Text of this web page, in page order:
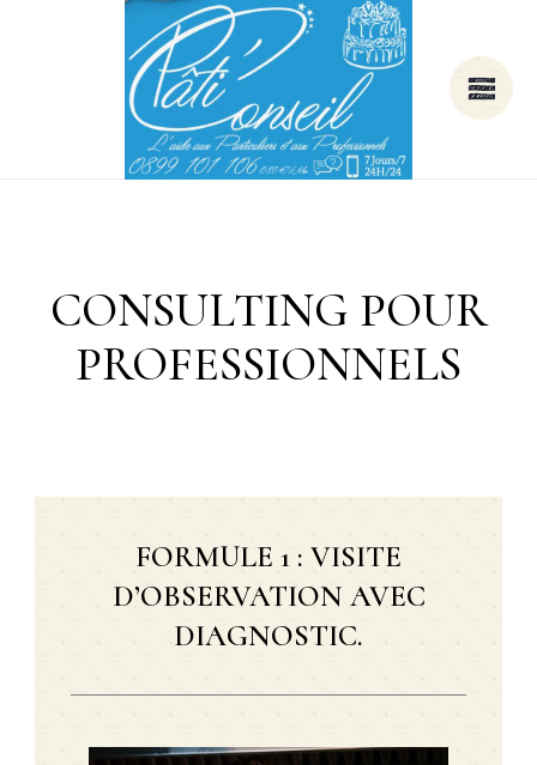
CONSULTING POUR
PROFESSIONNELS
FORMULE 1 : VISITE
D’OBSERVATION AVEC
DIAGNOSTIC.